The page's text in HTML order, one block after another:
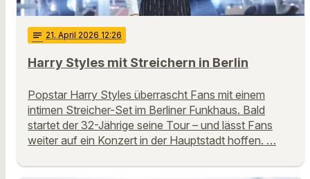
notes 21. April 2026 12:26
Harry Styles mit Streichern in Berlin
Popstar Harry Styles überrascht Fans mit einem
intimen Streicher-Set im Berliner Funkhaus. Bald
startet der 32-Jährige seine Tour – und lässt Fans
weiter auf ein Konzert in der Hauptstadt hoffen. …